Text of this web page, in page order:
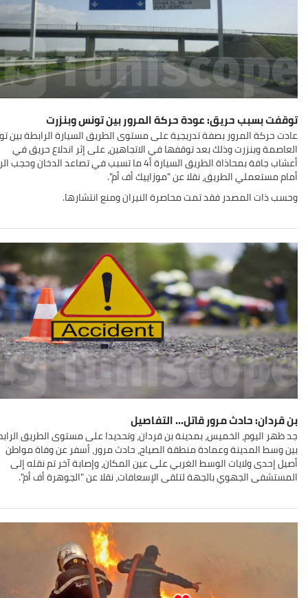
توقفت بسبب حريق: عودة حركة المرور بين تونس وبنزرت
عادت حركة المرور بصفة تدريجية على مستوى الطريق السيارة الرابطة بين
العاصمة وبنزرت وذلك بعد توقفها في الاتجاهين، على إثر اندلاع حريق في
أعشاب جافة بمحاذاة الطريق السيارة أ4 ما تسبب في تصاعد الدخان
أمام مستعملي الطريق، نقلا عن "موزاييك أف أم".
وحسب ذات المصدر فقد تمت محاصرة النيران ومنع انتشارها.
بن قردان: حادث مرور قاتل... التفاصيل
جد ظهر اليوم، الخميس، بمدينة بن قردان، وتحديدا على مستوى الطريق
بين وسط المدينة وعمادة منطقة الصياح، حادث مرور، أسفر عن وفاة مواطن
أصيل إحدى ولايات الوسط الغربي على عين المكان، وإصابة آخر تم نقله إلى
المستشفى الجهوي بالجهة لتلقى الإسعافات، نقلا عن "الجوهرة أف أم".